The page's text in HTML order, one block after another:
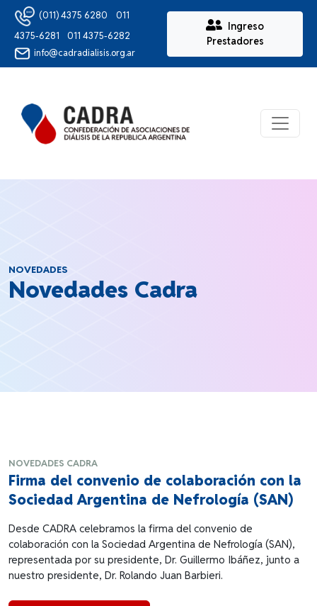
(011) 4375 6280
011
4375-6281
011 4375-6282
info@cadradialisis.org.ar
Ingreso
Prestadores
Ver
NOVEDADES
Novedades Cadra
NOVEDADES CADRA
Firma del convenio de colaboración con la
Sociedad Argentina de Nefrología (SAN)
Desde CADRA celebramos la firma del convenio de
colaboración con la Sociedad Argentina de Nefrología (SAN),
representada por su presidente, Dr. Guillermo Ibáñez, junto a
nuestro presidente, Dr. Rolando Juan Barbieri.